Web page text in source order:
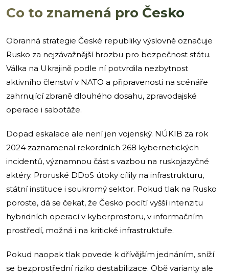
Co to znamená pro Česko
Obranná strategie České republiky výslovně označuje
Rusko za nejzávažnější hrozbu pro bezpečnost státu.
Válka na Ukrajině podle ní potvrdila nezbytnost
aktivního členství v NATO a připravenosti na scénáře
zahrnující zbraně dlouhého dosahu, zpravodajské
operace i sabotáže.
Dopad eskalace ale není jen vojenský. NÚKIB za rok
2024 zaznamenal rekordních 268 kybernetických
incidentů, významnou část s vazbou na ruskojazyčné
aktéry. Proruské DDoS útoky cílily na infrastrukturu,
státní instituce i soukromý sektor. Pokud tlak na Rusko
poroste, dá se čekat, že Česko pocítí vyšší intenzitu
hybridních operací v kyberprostoru, v informačním
prostředí, možná i na kritické infrastruktuře.
Pokud naopak tlak povede k dřívějším jednáním, sníží
se bezprostřední riziko destabilizace. Obě varianty ale